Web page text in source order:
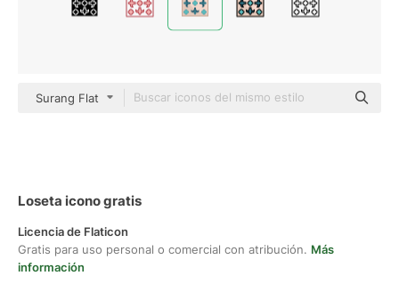
Surang Flat
Loseta icono gratis
Licencia de Flaticon
Gratis para uso personal o comercial con atribución. Más
información